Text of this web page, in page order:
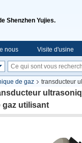
Shenzhen Yujies.
nous Visite d'usine
de gaz
transducteur
gaz utilisant